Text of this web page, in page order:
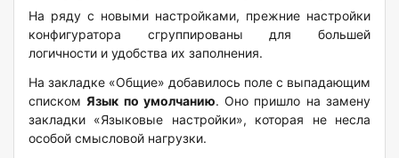
На ряду с новыми настройками, прежние настройки
конфигуратора сгруппированы для большей
логичности и удобства их заполнения.
На закладке «Общие» добавилось поле с выпадающим
списком Язык по умолчанию. Оно пришло на замену
закладки «Языковые настройки», которая не несла
особой смысловой нагрузки.